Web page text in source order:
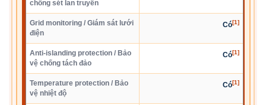
chống sét lan truyền
Grid monitoring / Giám sát lưới
điện
Có[1]
Anti-islanding protection / Bảo
vệ chống tách đảo
Có[1]
Temperature protection / Bảo
vệ nhiệt độ
Có[1]